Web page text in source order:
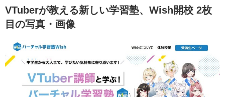
VTuberが教える新しい学習塾、Wish開校 2枚
目の写真・画像